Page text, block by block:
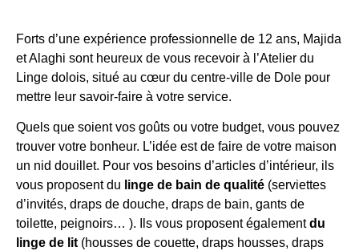
Forts d’une expérience professionnelle de 12 ans, Majida
et Alaghi sont heureux de vous recevoir à l’Atelier du
Linge dolois, situé au cœur du centre-ville de Dole pour
mettre leur savoir-faire à votre service.
Quels que soient vos goûts ou votre budget, vous pouvez
trouver votre bonheur. L’idée est de faire de votre maison
un nid douillet. Pour vos besoins d’articles d’intérieur, ils
vous proposent du linge de bain de qualité (serviettes
d’invités, draps de douche, draps de bain, gants de
toilette, peignoirs… ).
Ils vous proposent égalementdu
linge de lit (housses de couette, draps housses, draps